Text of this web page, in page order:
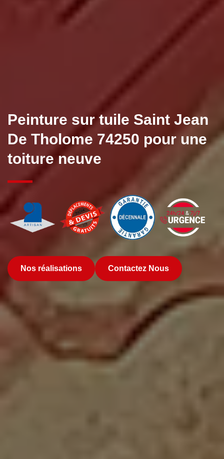
Peinture sur tuile Saint Jean
De Tholome 74250 pour une
toiture neuve
Nos réalisations Contactez Nous